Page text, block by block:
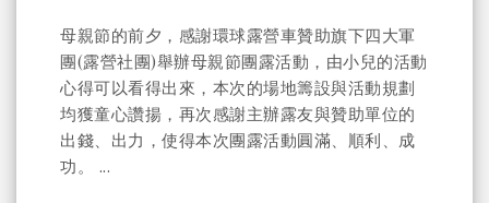
母親節的前夕，感謝環球露營車贊助旗下四大軍
團(露營社團)舉辦母親節團露活動，由小兒的活動
心得可以看得出來，本次的場地籌設與活動規劃
均獲童心讚揚，再次感謝主辦露友與贊助單位的
出錢、出力，使得本次團露活動圓滿、順利、成
功。 ...